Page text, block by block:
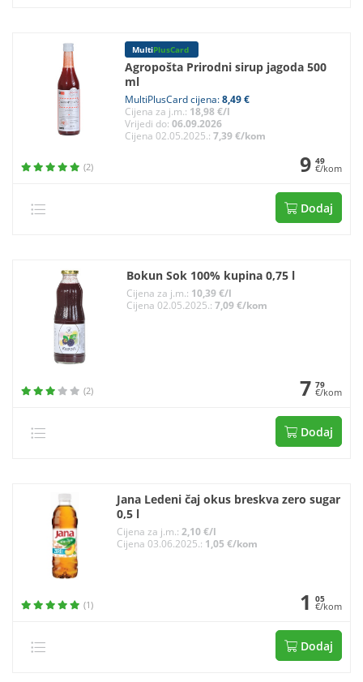
MultiPlusCard
Agropošta Prirodni sirup jagoda 500
ml
MultiPlusCard cijena:8,49 €
Cijena za j.m.: 18,98 €/l
Vrijedi do:06.09.2026
Cijena 02.05.2025.:7,39 €/kom
(2) 9 49
€/kom
Dodaj
Bokun Sok 100% kupina 0,75 l
Cijena za j.m.: 10,39 €/l
Cijena 02.05.2025.: 7,09 €/kom
(2) 7 79
€/kom
Dodaj
Jana Ledeni čaj okus breskva zero sugar
0,5 l
Cijena za j.m.:2,10 €/l
Cijena 03.06.2025.: 1,05 €/kom
(1) 1 05
€/kom
Dodaj